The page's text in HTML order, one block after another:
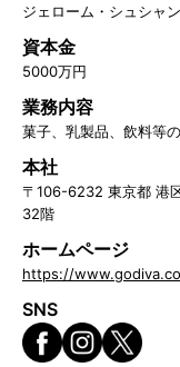
ジェローム・シュシャン
資本金
5000万円
業務内容
菓子、乳製品、飲料等
本社
〒106-6232 東京都 港
32階
ホームページ
https://
SNS